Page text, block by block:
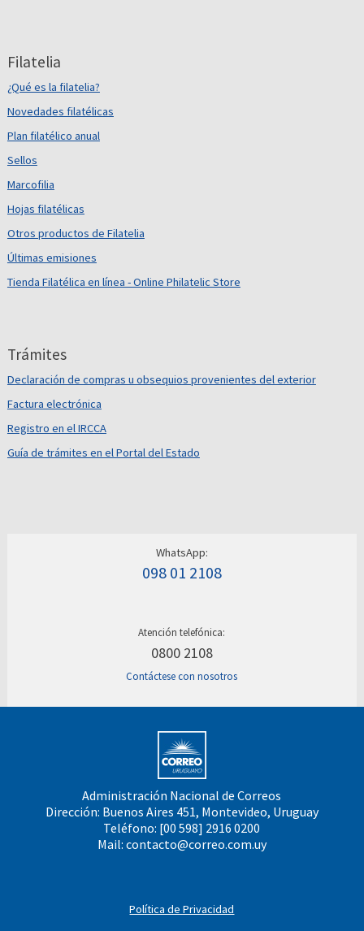
Filatelia
¿Qué es la filatelia?
Novedades filatélicas
Plan filatélico anual
Sellos
Marcofilia
Hojas filatélicas
Otros productos de Filatelia
Últimas emisiones
Tienda Filatélica en línea - Online Philatelic Store
Trámites
Declaración de compras u obsequios provenientes del exterior
Factura electrónica
Registro en el IRCCA
Guía de trámites en el Portal del Estado
WhatsApp:
098 01 2108
Atención telefónica:
0800 2108
Contáctese con nosotros
Administración Nacional de Correos
Dirección: Buenos Aires 451, Montevideo, Uruguay
Teléfono: [00 598] 2916 0200
Mail: contacto@correo.com.uy
Política de Privacidad